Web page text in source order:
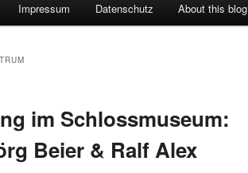
Impressum Datenschutz About this blog
im Schlossmuseum:
Beier & Ralf Alex